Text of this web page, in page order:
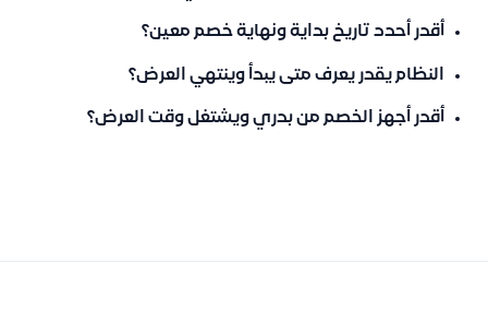
أقدر أحدد تاريخ بداية ونهاية خصم معين؟
النظام يقدر يعرف متى يبدأ وينتهي العرض؟
أقدر أجهز الخصم من بدري ويشتغل وقت العرض؟